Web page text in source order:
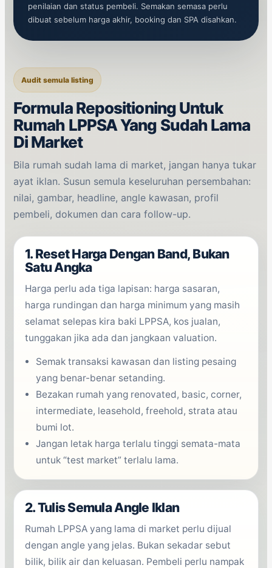
penilaian dan status pembeli. Semakan semasa perlu
dibuat sebelum harga akhir, booking dan SPA disahkan.
Audit semula listing
Formula Repositioning Untuk
Rumah LPPSA Yang Sudah Lama
Di Market
Bila rumah sudah lama di market, jangan hanya tukar
ayat iklan. Susun semula keseluruhan persembahan:
nilai, gambar, headline, angle kawasan, profil
pembeli, dokumen dan cara follow-up.
1. Reset Harga Dengan Band, Bukan
Satu Angka
Harga perlu ada tiga lapisan: harga sasaran,
harga rundingan dan harga minimum yang masih
selamat selepas kira baki LPPSA, kos jualan,
tunggakan jika ada dan jangkaan valuation.
Semak transaksi kawasan dan listing pesaing
yang benar-benar setanding.
Bezakan rumah yang renovated, basic, corner,
intermediate, leasehold, freehold, strata atau
bumi lot.
Jangan letak harga terlalu tinggi semata-mata
untuk “test market” terlalu lama.
2. Tulis Semula Angle Iklan
Rumah LPPSA yang lama di market perlu dijual
dengan angle yang jelas. Bukan sekadar sebut
bilik, bilik air dan keluasan. Pembeli perlu nampak